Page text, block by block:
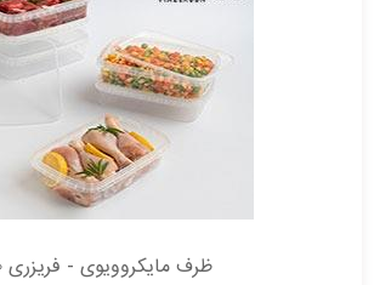
ظرف مایکروویوی - فریزری ۱۰۰۰